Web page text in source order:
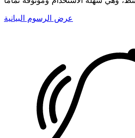
عرض الرسوم البيانية